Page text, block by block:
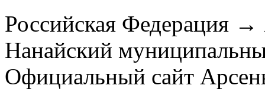
Российская Федерация
Нанайский
Официальный сайт